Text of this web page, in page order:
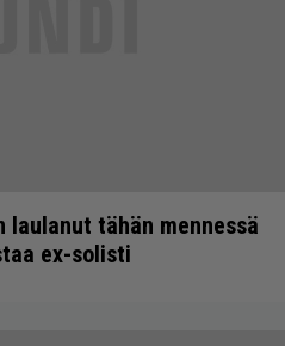
laulanut tähän mennessä
ex-solisti